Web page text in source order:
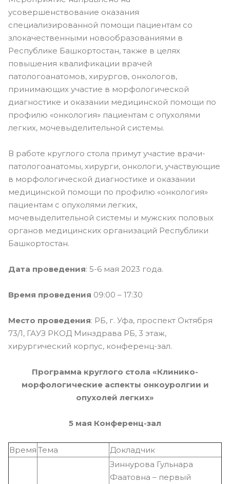
усовершенствование оказания
специализированной помощи пациентам со
злокачественными новообразованиями в
Республике Башкортостан, также в целях
повышения квалификации врачей
патологоанатомов, хирургов, онкологов,
принимающих участие в морфологической
диагностике и оказании медицинской помощи по
профилю «онкология» пациентам с опухолями
легких, мочевыделительной системы.
В работе круглого стола примут участие врачи-
патологоанатомы, хирурги, онкологи, участвующие
в морфологической диагностике и оказании
медицинской помощи по профилю «онкология»
пациентам с опухолями легких,
мочевыделительной системы и мужских половых
органов медицинских организаций Республики
Башкортостан.
Дата проведения: 5-6 мая 2023 года.
Время проведения 09:00 – 17:30
Место проведения: РБ, г. Уфа, проспект Октября
73/1, ГАУЗ РКОД Минздрава РБ, 3 этаж,
хирургический корпус, конференц-зал.
Программа круглого стола «Клинико-
морфологические аспекты онкоуролгии и
опухолей легких»
5 мая Конференц-зал
Время Тема Докладчик
Зиннурова Гульнара
Фаатовна – первый